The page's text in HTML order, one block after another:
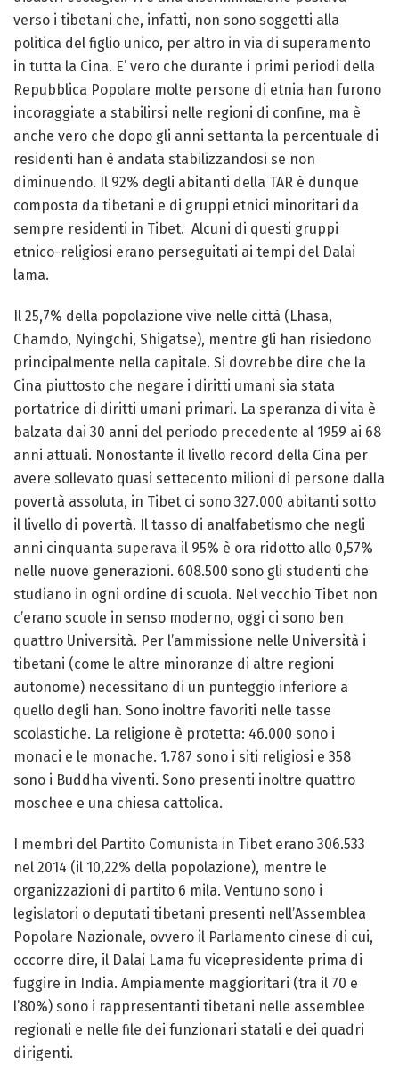
verso i tibetani che, infatti, non sono soggetti alla
politica del figlio unico, per altro in via di superamento
in tutta la Cina. E’ vero che durante i primi periodi della
Repubblica Popolare molte persone di etnia han furono
incoraggiate a stabilirsi nelle regioni di confine, ma è
anche vero che dopo gli anni settanta la percentuale di
residenti han è andata stabilizzandosi se non
diminuendo. Il 92% degli abitanti della TAR è dunque
composta da tibetani e di gruppi etnici minoritari da
sempre residenti in Tibet. Alcuni di questi gruppi
etnico-religiosi erano perseguitati ai tempi del Dalai
lama.
Il 25,7% della popolazione vive nelle città (Lhasa,
Chamdo, Nyingchi, Shigatse), mentre gli han risiedono
principalmente nella capitale. Si dovrebbe dire che la
Cina piuttosto che negare i diritti umani sia stata
portatrice di diritti umani primari. La speranza di vita è
balzata dai 30 anni del periodo precedente al 1959 ai 68
anni attuali. Nonostante il livello record della Cina per
avere sollevato quasi settecento milioni di persone dalla
povertà assoluta, in Tibet ci sono 327.000 abitanti sotto
il livello di povertà. Il tasso di analfabetismo che negli
anni cinquanta superava il 95% è ora ridotto allo 0,57%
nelle nuove generazioni. 608.500 sono gli studenti che
studiano in ogni ordine di scuola. Nel vecchio Tibet non
c’erano scuole in senso moderno, oggi ci sono ben
quattro Università. Per l’ammissione nelle Università i
tibetani (come le altre minoranze di altre regioni
autonome) necessitano di un punteggio inferiore a
quello degli han. Sono inoltre favoriti nelle tasse
scolastiche. La religione è protetta: 46.000 sono i
monaci e le monache. 1.787 sono i siti religiosi e 358
sono i Buddha viventi. Sono presenti inoltre quattro
moschee e una chiesa cattolica.
I membri del Partito Comunista in Tibet erano 306.533
nel 2014 (il 10,22% della popolazione), mentre le
organizzazioni di partito 6 mila. Ventuno sono i
legislatori o deputati tibetani presenti nell’Assemblea
Popolare Nazionale, ovvero il Parlamento cinese di cui,
occorre dire, il Dalai Lama fu vicepresidente prima di
fuggire in India. Ampiamente maggioritari (tra il 70 e
l’80%) sono i rappresentanti tibetani nelle assemblee
regionali e nelle file dei funzionari statali e dei quadri
dirigenti.